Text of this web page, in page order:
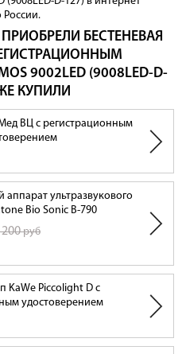
и разрешает
центрах и ЛПУ. Номер
2020/12616 от 18.11.2020 года
России.
БЕСТЕНЕВАЯ
9002LED (9008LED-D-
КУПИЛИ
ВЦ с регистрационным
аппарат ультразвукового
Bio Sonic B-790
200руб
KaWe Piccolight D с
удостоверением